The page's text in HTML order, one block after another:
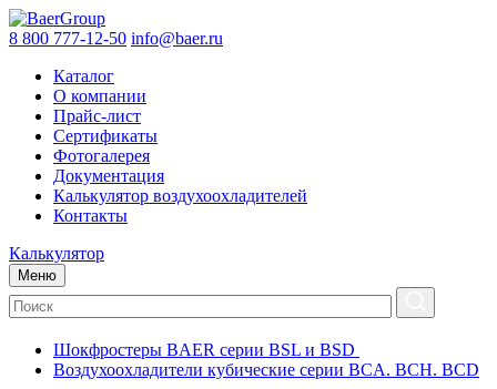
8 800 777-12-50 info@baer.ru
Каталог
О компании
Прайс-лист
Сертификаты
Фотогалерея
Документация
Калькулятор воздухоохладителей
Контакты
Калькулятор
Меню
Шокфростеры BAER серии BSL и BSD
Воздухоохладители кубические серии BCA. BCH. BCD